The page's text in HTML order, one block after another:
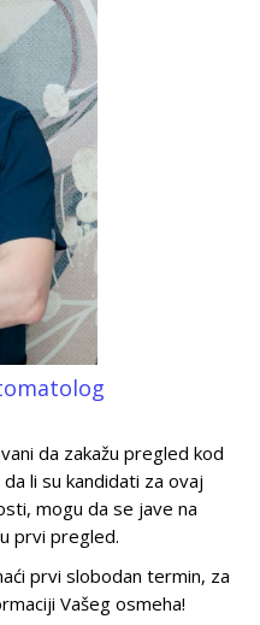
da zakažu pregled kod
li su kandidati za ovaj
mogu da se jave na
prvi pregled.
prvi slobodan termin, za
Vašeg osmeha!